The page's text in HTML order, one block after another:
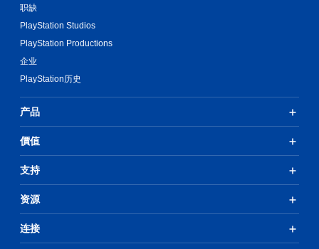
职缺
PlayStation Studios
PlayStation Productions
企业
PlayStation历史
产品
價值
支持
资源
连接